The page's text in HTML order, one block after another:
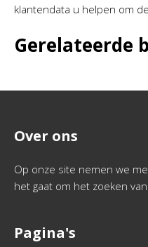
klantendata u helpen om
Gerelateerde
Over ons
Op onze site nemen we
het gaat om het zoeken
Pagina's